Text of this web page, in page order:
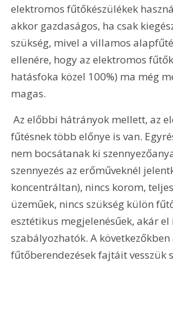
elektromos fűtőkészülékek
akkor gazdaságos, ha csak
szükség, mivel a villamos
ellenére, hogy az elektromos
hatásfoka közel 100%) ma még
magas.
Az előbbi hátrányok mellett, az elektromos
fűtésnek több előnye is van.
nem bocsátanak ki
szennyezés az erőműveknél
koncentráltan), nincs korom,
üzeműek, nincs szükség külön
esztétikus megjelenésűek, akár
szabályozhatók. A
fűtőberendezések fajtáit vesszük